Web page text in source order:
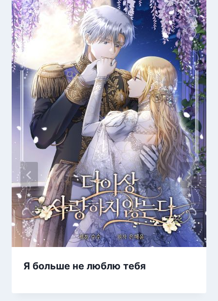
Я больше не люблю тебя